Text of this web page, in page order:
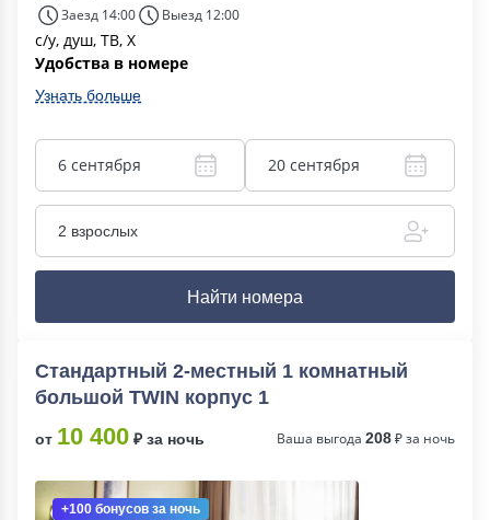
Заезд 14:00
Выезд 12:00
с/у, душ, ТВ, Х
Удобства в номере
Узнать больше
6 сентября 20 сентября
2 взрослых
Найти номера
Стандартный 2-местный 1 комнатный
большой TWIN корпус 1
от 10 400 ₽ за ночь Ваша выгода 208₽ за ночь
+100 бонусов за ночь